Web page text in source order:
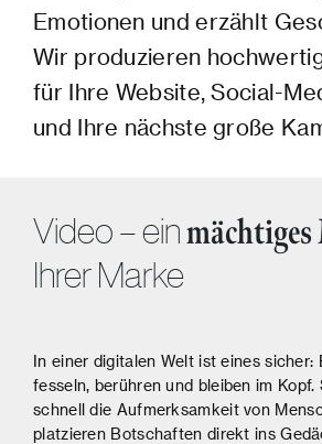
Emotionen und erzählt
Wir produzieren
für Ihre Website, Social-
und Ihre nächste große
Video – ein
Ihrer Marke
In einer digitalen Welt ist eines sicher:
fesseln, berühren und bleiben im Kopf.
schnell die Aufmerksamkeit von
platzieren Botschaften direkt ins